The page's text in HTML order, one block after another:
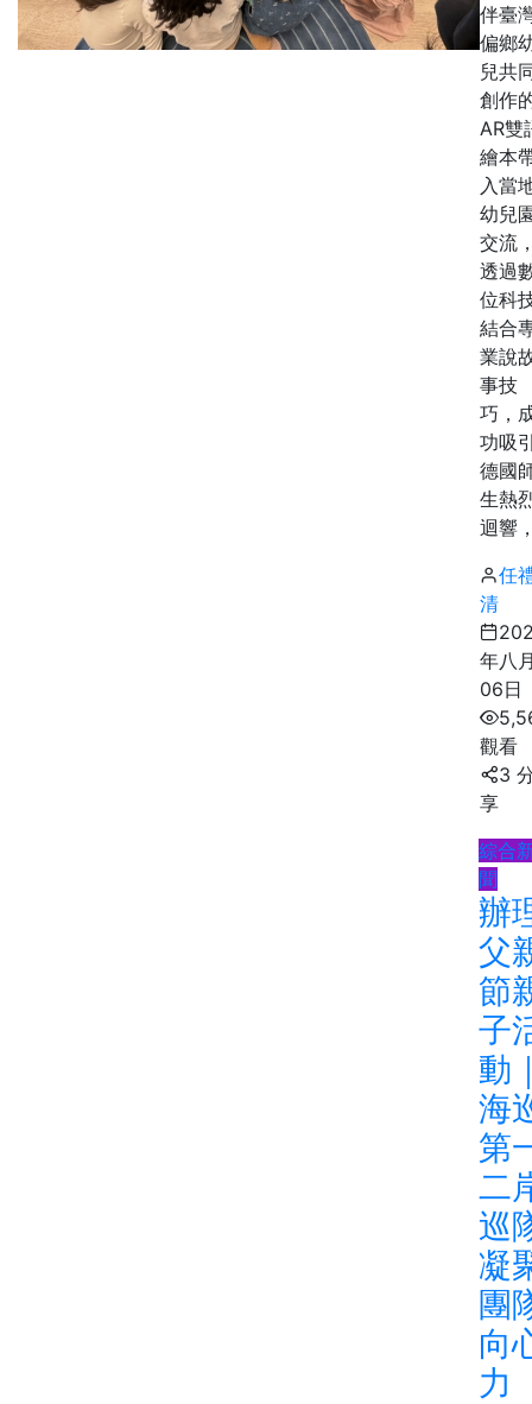
伴臺
偏鄉
兒共
創作
AR雙
繪本
入當
幼兒
交流
透過
位科
結合
業說
事技
巧，
功吸
德國
生熱
迴響
任
清
年八
06日
觀看
3
享
綜合
聞
辦
父
節
子
動
海
第
二
巡
凝
團
向
力